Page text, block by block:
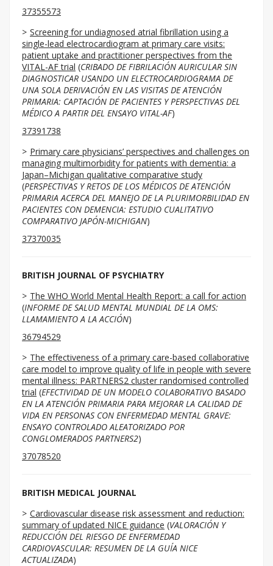
37355573
Screening for undiagnosed atrial fibrillation using a
single-lead electrocardiogram at primary care visits:
patient uptake and practitioner perspectives from the
VITAL-AF trial (CRIBADO DE FIBRILACIÓN AURICULAR SIN
DIAGNOSTICAR USANDO UN ELECTROCARDIOGRAMA DE
UNA SOLA DERIVACIÓN EN LAS VISITAS DE ATENCIÓN
PRIMARIA: CAPTACIÓN DE PACIENTES Y PERSPECTIVAS DEL
MÉDICO A PARTIR DEL ENSAYO VITAL-AF)
37391738
Primary care physicians’ perspectives and challenges on
managing multimorbidity for patients with dementia: a
Japan–Michigan qualitative comparative study
(PERSPECTIVAS Y RETOS DE LOS MÉDICOS DE ATENCIÓN
PRIMARIA ACERCA DEL MANEJO DE LA PLURIMORBILIDAD EN
PACIENTES CON DEMENCIA: ESTUDIO CUALITATIVO
COMPARATIVO JAPÓN-MICHIGAN)
37370035
BRITISH JOURNAL OF PSYCHIATRY
The WHO World Mental Health Report: a call for action
(INFORME DE SALUD MENTAL MUNDIAL DE LA OMS:
LLAMAMIENTO A LA ACCIÓN)
36794529
The effectiveness of a primary care-based collaborative
care model to improve quality of life in people with severe
mental illness: PARTNERS2 cluster randomised controlled
trial (EFECTIVIDAD DE UN MODELO COLABORATIVO BASADO
EN LA ATENCIÓN PRIMARIA PARA MEJORAR LA CALIDAD DE
VIDA EN PERSONAS CON ENFERMEDAD MENTAL GRAVE:
ENSAYO CONTROLADO ALEATORIZADO POR
CONGLOMERADOS PARTNERS2)
37078520
BRITISH MEDICAL JOURNAL
Cardiovascular disease risk assessment and reduction:
summary of updated NICE guidance (VALORACIÓN Y
REDUCCIÓN DEL RIESGO DE ENFERMEDAD
CARDIOVASCULAR: RESUMEN DE LA GUÍA NICE
ACTUALIZADA)